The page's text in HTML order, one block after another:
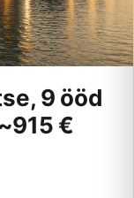
9 ööd
€